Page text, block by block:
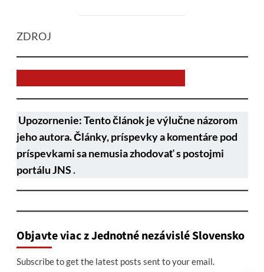
ZDROJ
Upozornenie: Tento článok je výlučne názorom
jeho autora. Články, príspevky a komentáre pod
príspevkami sa nemusia zhodovať s postojmi
portálu JNS.
Objavte viac z Jednotné nezávislé Slovensko
Subscribe to get the latest posts sent to your email.